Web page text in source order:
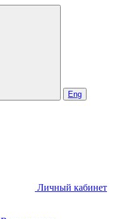
Eng
Личный кабинет